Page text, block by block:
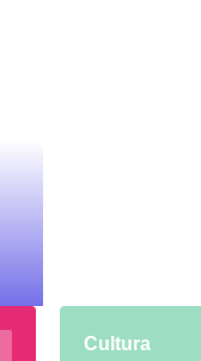
Cultura